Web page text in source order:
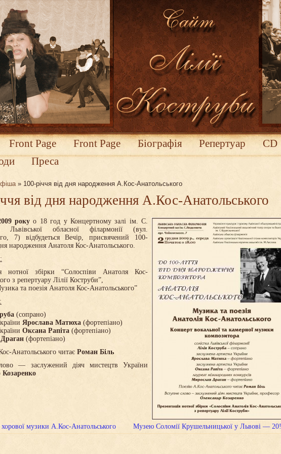
Front Page Front Page Біографія Репертуар CD
Преса
» 100-річчя від дня народження А.Кос-Анатольського
від дня народження А.Кос-Анатольського
року о 18 год у Концертному залі ім. С.
Львівської обласної філармонії (вул.
7) відбудеться Вечір, присвячений 100-
народження Анатоля Кос-Анатольського.
нотної збірки “Солоспіви Анатоля Кос-
з репертуару Лілії Коструби”,
та поезія Анатоля Кос-Анатольського”
(сопрано)
Ярослава Матюха (фортепіано)
Оксана Рапіта (фортепіано)
(фортепіано)
Анатольського читає Роман Біль
— заслужений діяч мистецтв України
музики А.Кос-Анатольського Музею Соломії Крушельницької у Львові — 20!